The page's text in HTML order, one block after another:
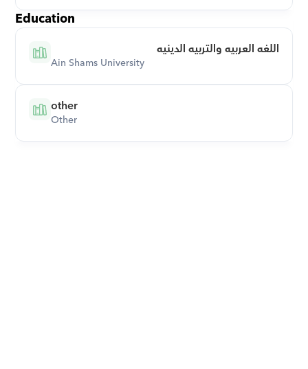
Education
اللغه العربيه والتربيه الدينيه
Ain Shams University
other
Other